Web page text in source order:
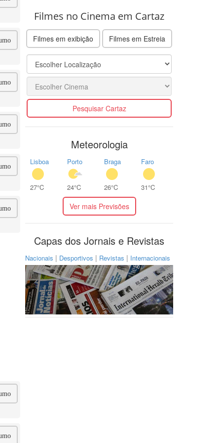
Filmes no Cinema em Cartaz
Filmes em exibição Filmes em Estreia
Pesquisar Cartaz
Meteorologia
Lisboa
27°C
Porto
24°C
Braga
26°C
Faro
31°C
Ver mais Previsões
Capas dos Jornais e Revistas
Nacionais | Desportivos | Revistas | Internacionais